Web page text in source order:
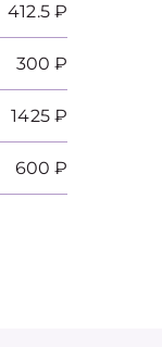
412.5 ₽
300 ₽
1425 ₽
600 ₽